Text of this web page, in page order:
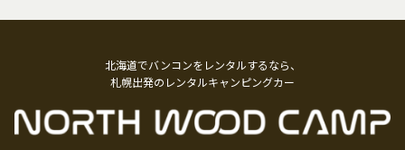
北海道でバンコンをレンタルするなら、
札幌出発のレンタルキャンピングカー